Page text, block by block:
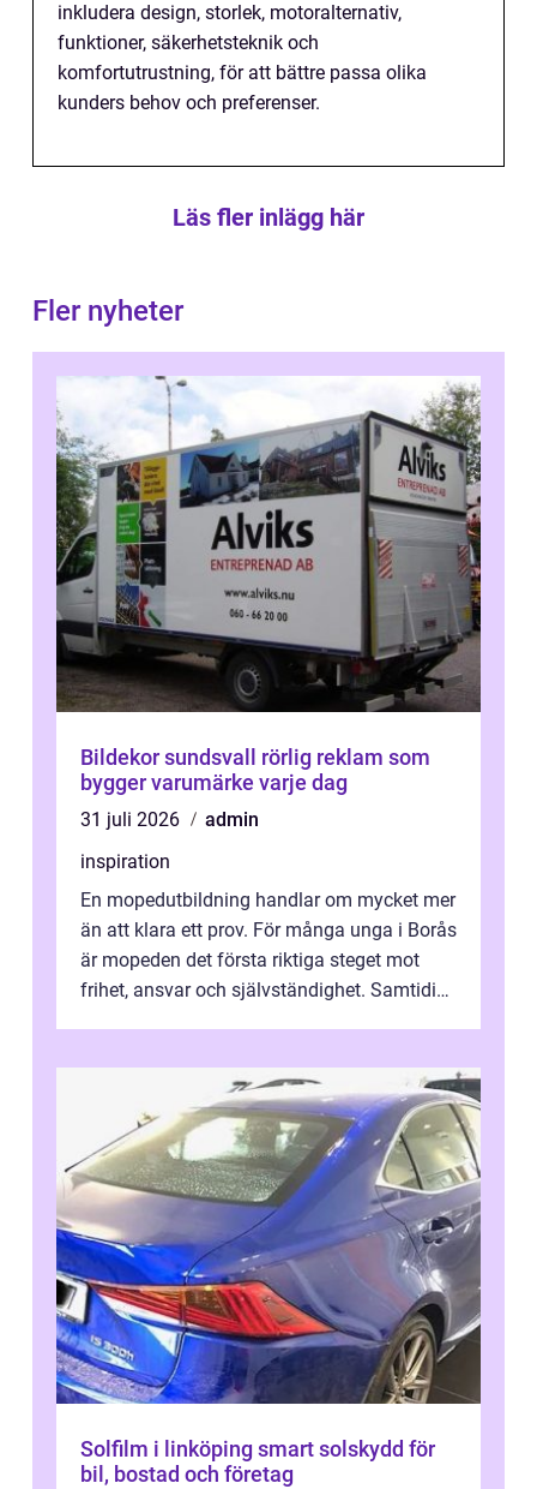
inkludera design, storlek, motoralternativ,
funktioner, säkerhetsteknik och
komfortutrustning, för att bättre passa olika
kunders behov och preferenser.
Läs fler inlägg här
Fler nyheter
Bildekor sundsvall rörlig reklam som
bygger varumärke varje dag
31 juli 2026
admin
inspiration
En mopedutbildning handlar om mycket mer
än att klara ett prov. För många unga i Borås
är mopeden det första riktiga steget mot
frihet, ansvar och självständighet. Samtidigt
Solfilm i linköping smart solskydd för
bil, bostad och företag